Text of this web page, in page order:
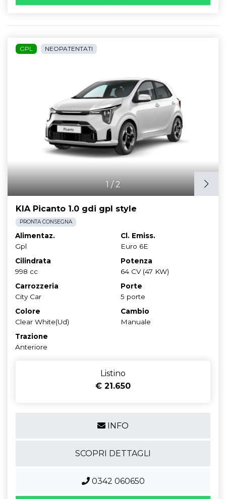
1/2
GPL NEOPATENTATI
KIA Picanto 1.0 gdi gpl style
PRONTA CONSEGNA
Alimentaz.
Gpl
Cl. Emiss.
Euro 6E
Cilindrata
998 cc
Potenza
64 CV (47 KW)
Carrozzeria
City Car
Porte
5 porte
Colore
Clear White(Ud)
Cambio
Manuale
Trazione
Anteriore
Listino
€ 21.650
INFO
SCOPRI DETTAGLI
0342 060650